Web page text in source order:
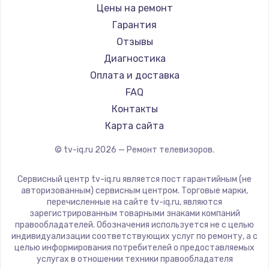
Замена видеокарты
1600 руб.
Ремонт разъема питания
880 руб.
Заказать
Замена видеочипа
Заказать
Замена северного моста
2600 руб.
Заказать
Daewoo
Centek
Telefunken
Hyundai
Doffler
Hiper
Grundig
HITACHI
Yandex
National
iFFALCON
Tuvio
Nord
Цены на ремонт
Гарантия
Отзывы
Диагностика
Оплата и доставка
FAQ
Контакты
Карта сайта
© tv-iq.ru 2026 — Ремонт телевизоров.
Сервисный центр tv-iq.ru является пост гарантийным (не
авторизованным) сервисным центром. Торговые марки,
перечисленные на сайте tv-iq.ru, являются
зарегистрированным товарными знаками компаний
правообладателей. Обозначения используется не с целью
индивидуализации соответствующих услуг по ремонту, а с
целью информирования потребителей о предоставляемых
услугах в отношении техники правообладателя